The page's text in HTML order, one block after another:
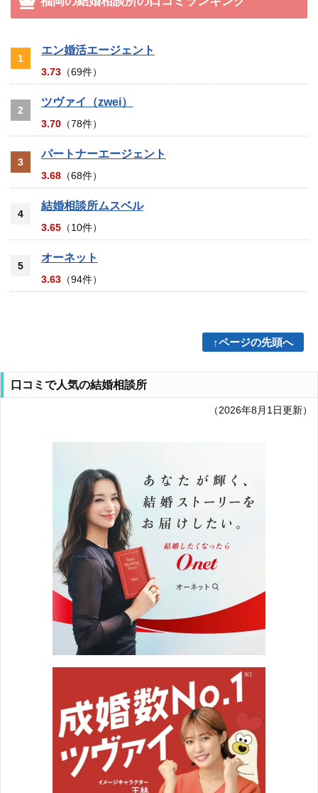
1
エン婚活エージェント
3.73 （69件）
2
ツヴァイ（zwei）
3.70 （78件）
3
パートナーエージェント
3.68 （68件）
4
結婚相談所ムスベル
3.65 （10件）
5
オーネット
3.63 （94件）
↑ページの先頭へ
口コミで人気の結婚相談所
（2026年8月1日更新）